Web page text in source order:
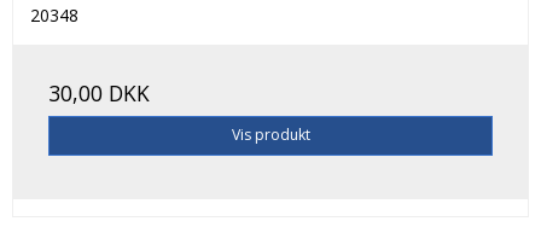
20348
30,00 DKK
Vis produkt